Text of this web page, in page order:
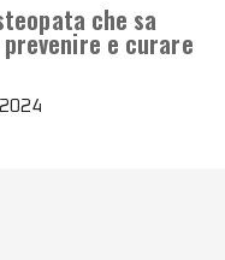
che sa
e curare